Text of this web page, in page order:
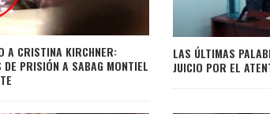
A CRISTINA KIRCHNER:
DE PRISIÓN A SABAG MONTIEL
LAS ÚLTIMAS
JUICIO POR EL